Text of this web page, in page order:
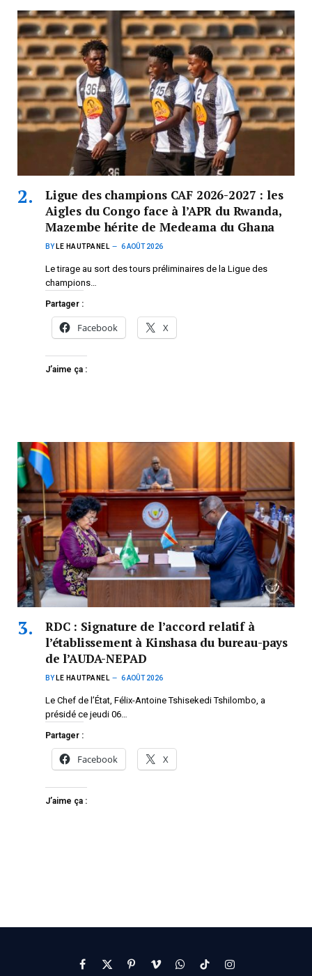
Ligue des champions CAF 2026-2027 : les
Aigles du Congo face à l’APR du Rwanda,
Mazembe hérite de Medeama du Ghana
BY LE HAUTPANEL 6 AOÛT 2026
Le tirage au sort des tours préliminaires de la Ligue des
champions…
Partager :
Facebook X
J’aime ça :
RDC : Signature de l’accord relatif à
l’établissement à Kinshasa du bureau-pays
de l’AUDA-NEPAD
BY LE HAUTPANEL 6 AOÛT 2026
Le Chef de l’État, Félix-Antoine Tshisekedi Tshilombo, a
présidé ce jeudi 06…
Partager :
Facebook X
J’aime ça :
Facebook
X
PinterestVimeoWhatsApp
TikTokInstagram